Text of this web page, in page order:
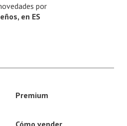
por
en ES
Premium